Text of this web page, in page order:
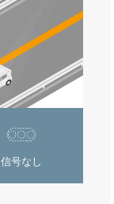
信号なし